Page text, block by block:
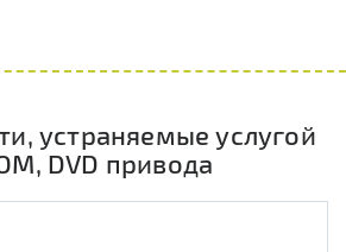
устраняемые услугой
DVD привода